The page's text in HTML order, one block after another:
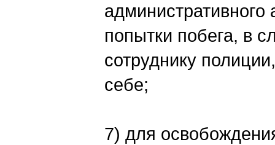
административного
попытки побега, в
сотруднику
себе;
7) для